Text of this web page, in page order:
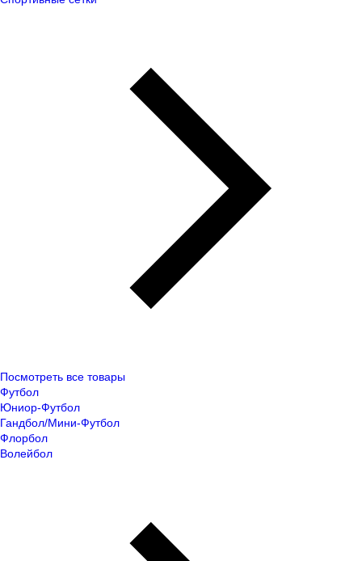
Посмотреть все товары
Футбол
Юниор-Футбол
Гандбол/Мини-Футбол
Флорбол
Волейбол